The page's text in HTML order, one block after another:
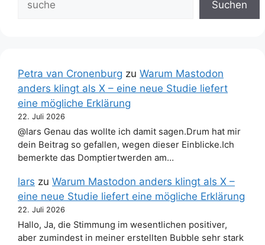
Suchen
Petra van Cronenburg zu Warum Mastodon
anders klingt als X – eine neue Studie liefert
eine mögliche Erklärung
22. Juli 2026
@lars Genau das wollte ich damit sagen.Drum hat mir
dein Beitrag so gefallen, wegen dieser Einblicke.Ich
bemerkte das Domptiertwerden am…
lars zu Warum Mastodon anders klingt als X –
eine neue Studie liefert eine mögliche Erklärung
22. Juli 2026
Hallo, Ja, die Stimmung im wesentlichen positiver,
aber zumindest in meiner erstellten Bubble sehr stark